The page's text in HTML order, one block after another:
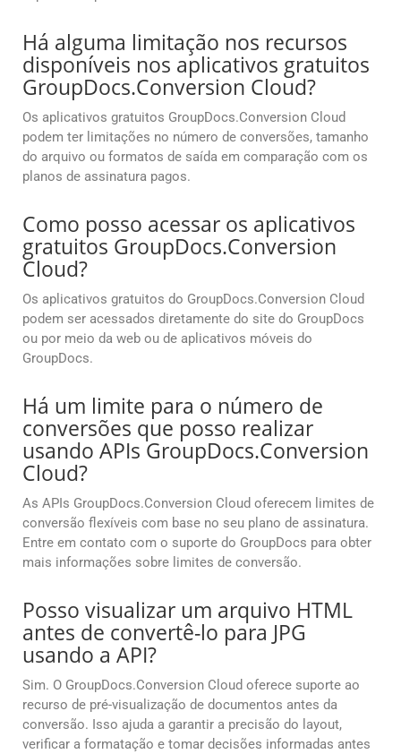
Há alguma limitação nos recursos
disponíveis nos aplicativos gratuitos
GroupDocs.Conversion Cloud?
Os aplicativos gratuitos GroupDocs.Conversion Cloud
podem ter limitações no número de conversões, tamanho
do arquivo ou formatos de saída em comparação com os
planos de assinatura pagos.
Como posso acessar os aplicativos
gratuitos GroupDocs.Conversion
Cloud?
Os aplicativos gratuitos do GroupDocs.Conversion Cloud
podem ser acessados diretamente do site do GroupDocs
ou por meio da web ou de aplicativos móveis do
GroupDocs.
Há um limite para o número de
conversões que posso realizar
usando APIs GroupDocs.Conversion
Cloud?
As APIs GroupDocs.Conversion Cloud oferecem limites de
conversão flexíveis com base no seu plano de assinatura.
Entre em contato com o suporte do GroupDocs para obter
mais informações sobre limites de conversão.
Posso visualizar um arquivo HTML
antes de convertê-lo para JPG
usando a API?
Sim. O GroupDocs.Conversion Cloud oferece suporte ao
recurso de pré-visualização de documentos antes da
conversão. Isso ajuda a garantir a precisão do layout,
verificar a formatação e tomar decisões informadas antes